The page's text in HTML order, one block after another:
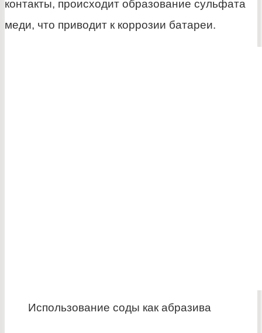
контакты, происходит образование сульфата
меди, что приводит к коррозии батареи.
Использование соды как абразива